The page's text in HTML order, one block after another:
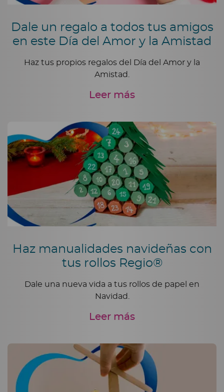
Dale un regalo a todos tus amigos
en este Día del Amor y la Amistad
Haz tus propios regalos del Día del Amor y la
Amistad.
Leer más
Haz manualidades navideñas con
tus rollos Regio®
Dale una nueva vida a tus rollos de papel en
Navidad.
Leer más